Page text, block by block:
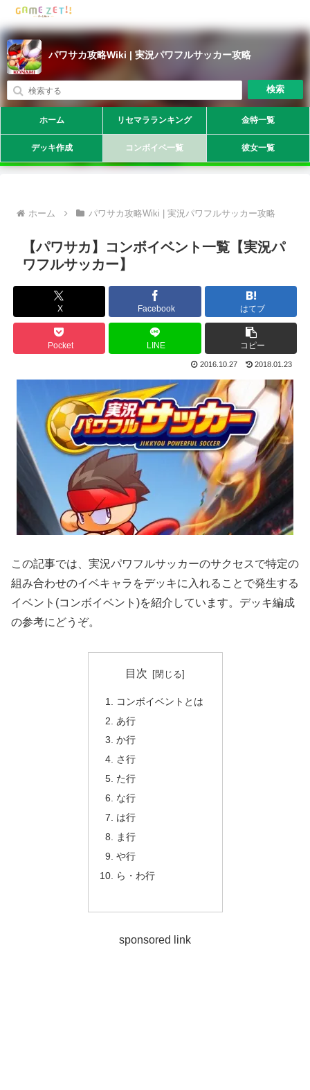
パワサカ攻略Wiki | 実況パワフルサッカー攻略
検索
ホーム リセマラランキング 金特一覧
デッキ作成 コンボイベ一覧 彼女一覧
ホーム パワサカ攻略Wiki | 実況パワフルサッカー攻略
【パワサカ】コンボイベント一覧【実況パ
ワフルサッカー】
X Facebook はてブ
Pocket LINE コピー
2016.10.27 2018.01.23
この記事では、実況パワフルサッカーのサクセスで特定の
組み合わせのイベキャラをデッキに入れることで発生する
イベント(コンボイベント)を紹介しています。デッキ編成
の参考にどうぞ。
目次
コンボイベントとは
あ行
か行
さ行
た行
な行
は行
ま行
や行
ら・わ行
sponsored link